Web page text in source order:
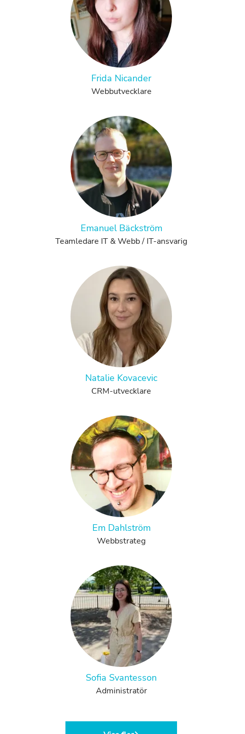
Frida Nicander
Webbutvecklare
Emanuel Bäckström
Teamledare IT & Webb / IT-ansvarig
Natalie Kovacevic
CRM-utvecklare
Em Dahlström
Webbstrateg
Sofia Svantesson
Administratör